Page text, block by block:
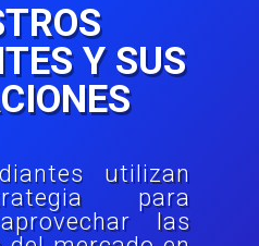
Y SUS
utilizan
para
las